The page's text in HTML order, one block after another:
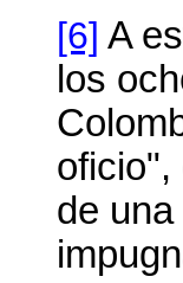
[6] A
los
oficio",
de